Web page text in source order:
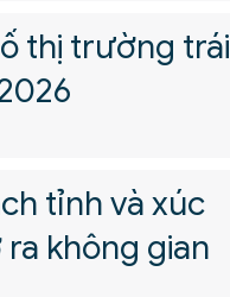
thị trường trái
tỉnh và xúc
không gian